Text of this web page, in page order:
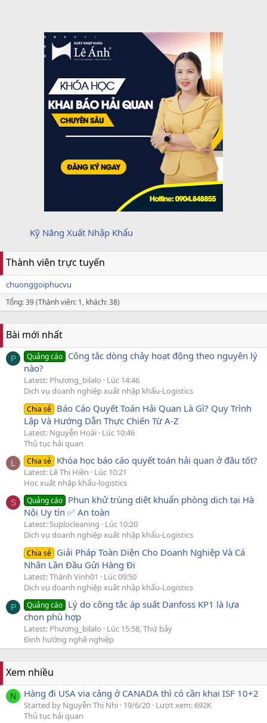
Kỹ Năng Xuất Nhập Khẩu
Thành viên trực tuyến
chuonggoiphucvu
Tổng: 39 (Thành viên: 1, khách: 38)
Bài mới nhất
P Quảng cáo Công tắc dòng chảy hoạt động theo nguyên lý
nào?
Latest: Phương_bilalo
Lúc 14:46
Dịch vụ doanh nghiệp xuất nhập khẩu-Logistics
Chia sẻ Báo Cáo Quyết Toán Hải Quan Là Gì? Quy Trình
Lập Và Hướng Dẫn Thực Chiến Từ A-Z
Latest: Nguyễn Hoài Lúc 10:46
Thủ tục hải quan
L Chia sẻ Khóa học báo cáo quyết toán hải quan ở đâu tốt?
Latest: Lê Thị Hiền
Lúc 10:21
Học xuất nhập khẩu-logistics
S Quảng cáo Phun khử trùng diệt khuẩn phòng dịch tại Hà
Nội Uy tín ✅ An toàn
Latest: Suplocleaning
Lúc 10:20
Dịch vụ doanh nghiệp xuất nhập khẩu-Logistics
Chia sẻ Giải Pháp Toàn Diện Cho Doanh Nghiệp Và Cá
Nhân Lần Đầu Gửi Hàng Đi
Latest: Thành Vinh01
Lúc 09:50
Dịch vụ doanh nghiệp xuất nhập khẩu-Logistics
P Quảng cáo Lý do công tắc áp suất Danfoss KP1 là lựa
chọn phù hợp
Latest: Phương_bilalo
Lúc 15:58, Thứ bảy
Định hướng nghề nghiệp
Xem nhiều
N Hàng đi USA via cảng ở CANADA thì có cần khai ISF 10+2
Started by Nguyễn Thị Nhi 19/6/20 Lượt xem: 692K
Thủ tục hải quan